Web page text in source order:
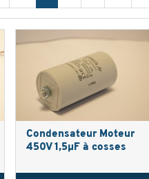
Condensateur Moteur
450V 1,5µF à cosses